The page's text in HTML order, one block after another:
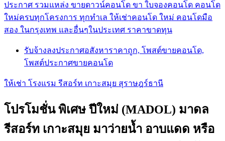
ประกาศ รวมแหล่ง ขายดาวน์คอนโด ขา ใบจองคอนโด คอนโด
ใหม่ครบทุกโครงการ ทุกทำเล ให้เช่าคอนโด ใหม่ คอนโดมือ
สอง ในกรุงเทพ และอื่นๆในประเทศ ราคาขาดทุน
รับจ้างลงประกาศอสังหาราคาถูก, โพสต์ขายคอนโด,
โพสต์ประกาศขายคอนโด
ให้เช่า โรงแรม รีสอร์ท เกาะสมุย สุราษฎร์ธานี
โปรโมชั่น พิเศษ ปีใหม่ (MADOL) มาดล
รีสอร์ท เกาะสมุย มาว่ายนํ้า อาบแดด หรือ